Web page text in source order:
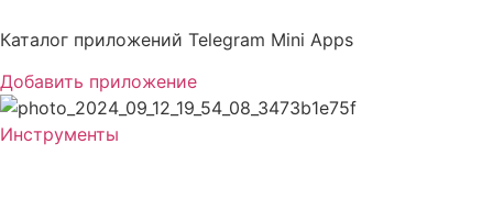
к
Каталог приложений Telegram Mini Apps
Добавить приложение
Инструменты